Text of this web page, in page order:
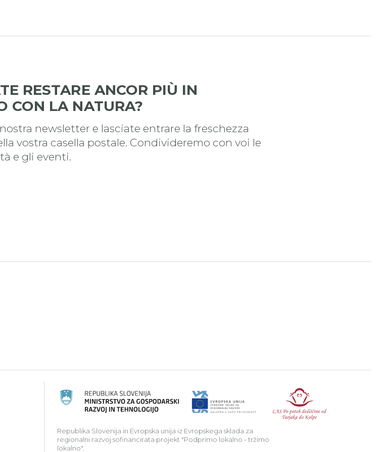
RESTARE ANCOR PIÙ IN
CON LA NATURA?
newsletter e lasciate entrare la freschezza
vostra casella postale. Condivideremo con voi le
e gli eventi.
stran
za razvoj podeželja: Evropa investira v podeželje.
Republika Slovenija in Evropska unija iz Evropskega sklada za
regionalni razvoj sofinancirata projekt "Podprimo lokalno - tržimo
lokalno".